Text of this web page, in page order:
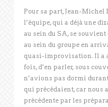
Pour sa part, Jean-Michel
l’équipe, qui a déjà une
au sein du SA, se
au sein du groupe en
quasi-improvisation. Il a
fois, d’en parler, sous
n’avions pas dormi
qui précédaient, car
précédente par les